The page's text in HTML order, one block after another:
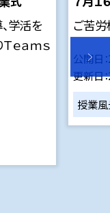
学活を
ｅａｍｓ
ご苦労
公開日
更新日
授業